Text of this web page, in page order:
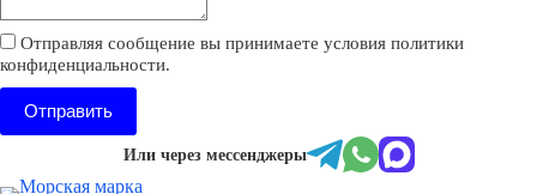
Отправляя сообщение вы принимаете условия политики
конфиденциальности.
Отправить
Или через мессенджеры